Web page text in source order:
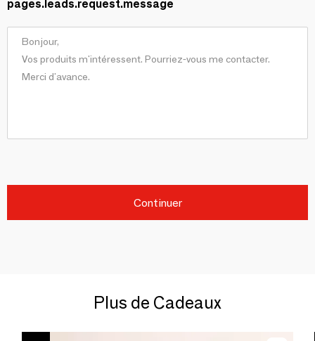
pages.leads.request.message
Continuer
Plus de Cadeaux